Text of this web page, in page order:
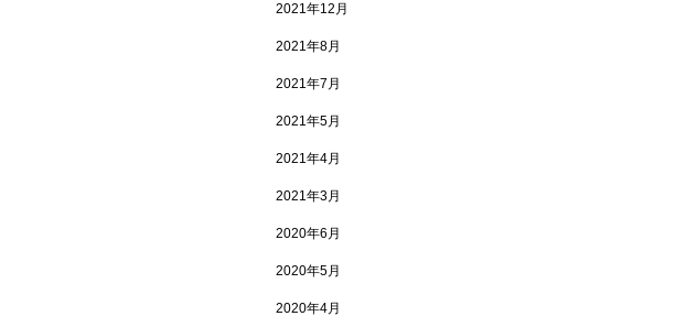
2021年12月
2021年8月
2021年7月
2021年5月
2021年4月
2021年3月
2020年6月
2020年5月
2020年4月